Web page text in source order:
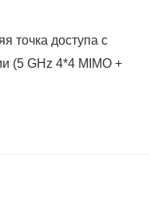
точка доступа с
(5 GHz 4*4 MIMO +